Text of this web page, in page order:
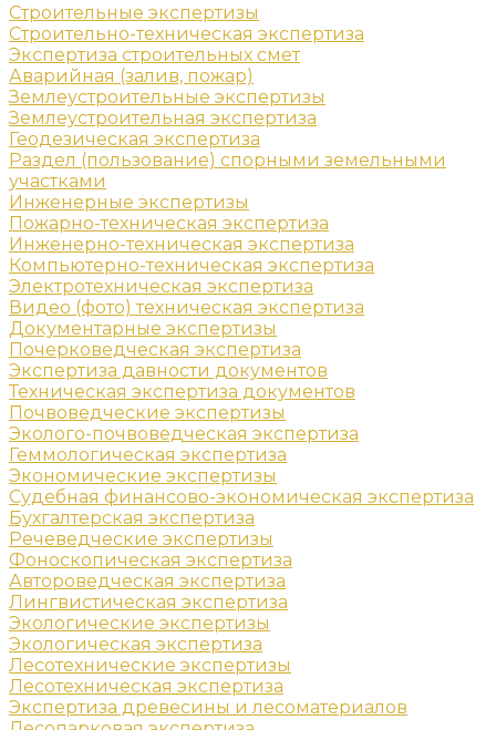
Строительные экспертизы
Строительно-техническая экспертиза
Экспертиза строительных смет
Аварийная (залив, пожар)
Землеустроительные экспертизы
Землеустроительная экспертиза
Геодезическая экспертиза
Раздел (пользование) спорными земельными
участками
Инженерные экспертизы
Пожарно-техническая экспертиза
Инженерно-техническая экспертиза
Компьютерно-техническая экспертиза
Электротехническая экспертиза
Видео (фото) техническая экспертиза
Документарные экспертизы
Почерковедческая экспертиза
Экспертиза давности документов
Техническая экспертиза документов
Почвоведческие экспертизы
Эколого-почвоведческая экспертиза
Геммологическая экспертиза
Экономические экспертизы
Судебная финансово-экономическая экспертиза
Бухгалтерская экспертиза
Речеведческие экспертизы
Фоноскопическая экспертиза
Автороведческая экспертиза
Лингвистическая экспертиза
Экологические экспертизы
Экологическая экспертиза
Лесотехнические экспертизы
Лесотехническая экспертиза
Экспертиза древесины и лесоматериалов